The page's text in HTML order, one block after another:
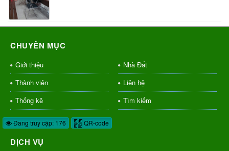
CHUYÊN MỤC
Giới thiệu
Nhà Đất
Thành viên
Liên hệ
Thống kê
Tìm kiếm
Đang truy cập: 176 QR-code
DỊCH VỤ